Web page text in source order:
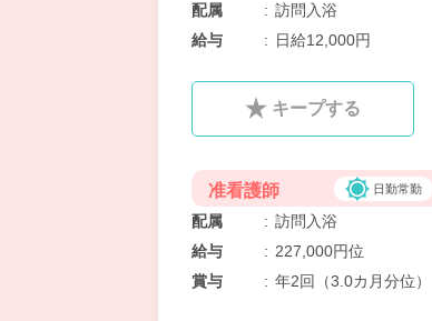
配属 : 訪問入浴
給与
: 日給12,000円
キープする
准看護師 日勤常勤
配属 : 訪問入浴
給与
: 227,000円位
賞与
: 年2回（3.0カ月分位）